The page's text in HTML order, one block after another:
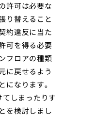
許可は必要な
り替えること
約違反に当た
可を得る必要
フロアの種類
に戻せるよう
なります。
しまったりす
を検討しまし